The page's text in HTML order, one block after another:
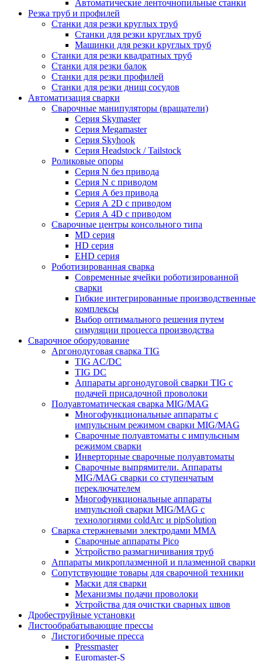
Автоматические ленточнопильные станки
Резка труб и профилей
Станки для резки круглых труб
Станки для резки круглых труб
Машинки для резки круглых труб
Станки для резки квадратных труб
Станки для резки балок
Станки для резки профилей
Станки для резки днищ сосудов
Автоматизация сварки
Сварочные манипуляторы (вращатели)
Серия Skymaster
Серия Megamaster
Серия Skyhook
Серия Headstock / Tailstock
Роликовые опоры
Серия N без привода
Серия N с приводом
Серия A без привода
Серия А 2D с приводом
Серия А 4D с приводом
Сварочные центры консольного типа
MD серия
HD серия
EHD серия
Роботизированная сварка
Современные ячейки роботизированной
сварки
Гибкие интегрированные производственные
комплексы
Выбор оптимального решения путем
симуляции процесса производства
Сварочное оборудование
Аргонодуговая сварка TIG
TIG AC/DC
TIG DC
Аппараты аргонодуговой сварки TIG с
подачей присадочной проволоки
Полуавтоматическая сварка MIG/MAG
Многофункциональные аппараты с
импульсным режимом сварки MIG/MAG
Сварочные полуавтоматы с импульсным
режимом сварки
Инверторные сварочные полуавтоматы
Сварочные выпрямители. Аппараты
MIG/MAG сварки со ступенчатым
переключателем
Многофункциональные аппараты
импульсной сварки MIG/MAG с
технологиями coldArc и pipSolution
Сварка стержневыми электродами MMA
Сварочные аппараты Pico
Устройство размагничивания труб
Аппараты микроплазменной и плазменной сварки
Сопутствующие товары для сварочной техники
Маски для сварки
Механизмы подачи проволоки
Устройства для очистки сварных швов
Дробеструйные установки
Листообрабатывающие прессы
Листогибочные пресса
Pressmaster
Euromaster-S